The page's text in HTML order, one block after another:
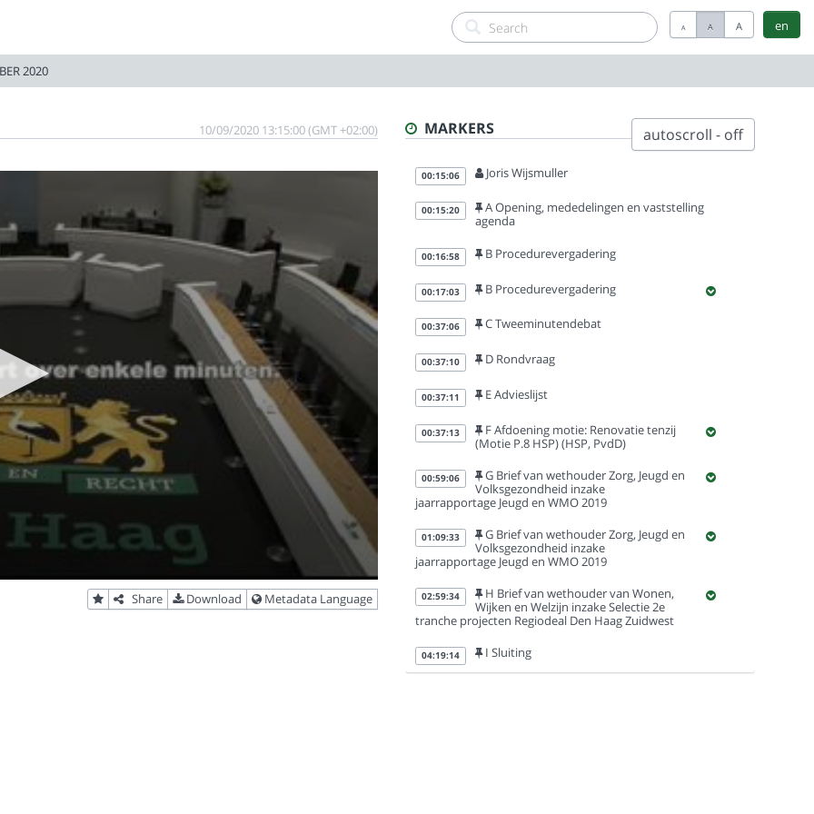
en
A A A
2020
10/09/2020 13:15:00 (GMT +02:00)
Share Download Metadata Language
MARKERS autoscroll - off
00:15:06 Joris Wijsmuller
00:15:20
A Opening, mededelingen en vaststelling
agenda
00:16:58 B Procedurevergadering
00:17:03 B Procedurevergadering
00:37:06 C Tweeminutendebat
00:37:10 D Rondvraag
00:37:11 E Advieslijst
00:37:13
F Afdoening motie: Renovatie tenzij
(Motie P.8 HSP) (HSP, PvdD)
00:59:06
G Brief van wethouder Zorg, Jeugd en
Volksgezondheid inzake
jaarrapportage Jeugd en WMO 2019
01:09:33
G Brief van wethouder Zorg, Jeugd en
Volksgezondheid inzake
jaarrapportage Jeugd en WMO 2019
02:59:34
H Brief van wethouder van Wonen,
Wijken en Welzijn inzake Selectie 2e
tranche projecten Regiodeal Den Haag Zuidwest
04:19:14 I Sluiting